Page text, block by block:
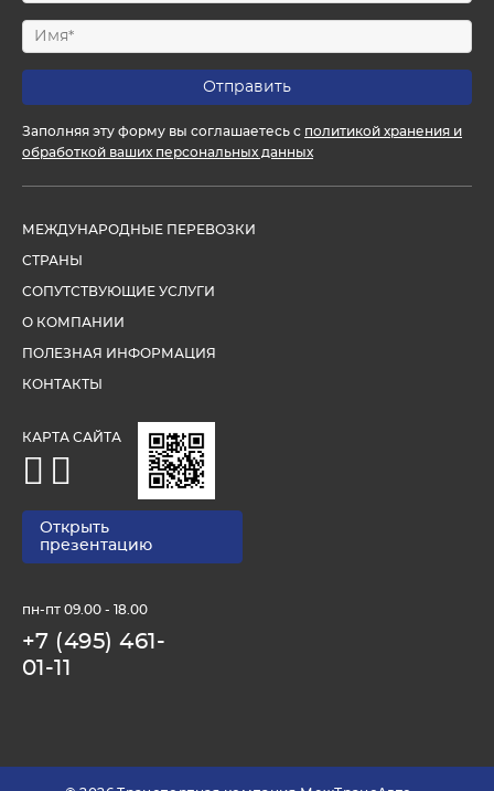
Заполняя эту форму вы соглашаетесь с политикой хранения и
обработкой ваших персональных данных
МЕЖДУНАРОДНЫЕ ПЕРЕВОЗКИ
СТРАНЫ
СОПУТСТВУЮЩИЕ УСЛУГИ
О КОМПАНИИ
ПОЛЕЗНАЯ ИНФОРМАЦИЯ
КОНТАКТЫ
КАРТА САЙТА
Открыть
презентацию
пн-пт 09.00 - 18.00
+7 (495) 461-
01-11